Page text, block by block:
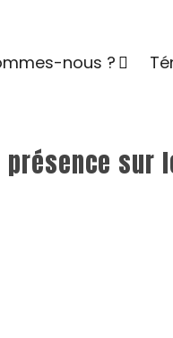
nous ?
sur